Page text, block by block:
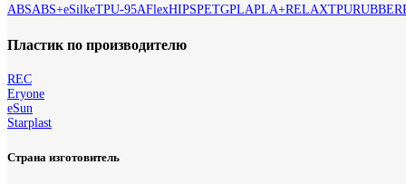
ABSABS+eSilkeTPU-95AFlexHIPSPETGPLAPLA+RELAXTPURUBBER
Пластик по производителю
REC
Eryone
eSun
Starplast
Страна изготовитель